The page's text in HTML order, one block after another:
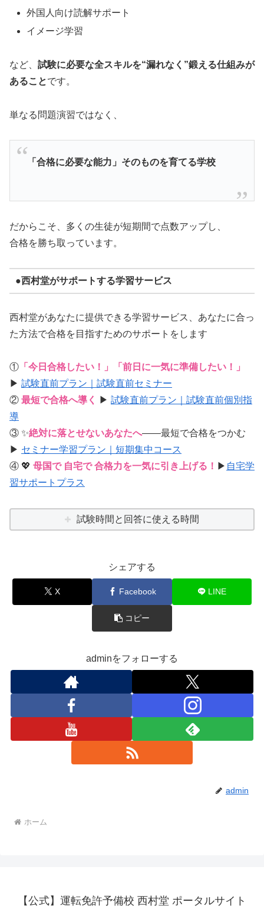
外国人向け読解サポート
イメージ学習
など、 試験に必要な全スキルを“漏れなく”鍛える仕組みが
あることです。
単なる問題演習ではなく、
「合格に必要な能力」そのものを育てる学校
だからこそ、多くの生徒が短期間で点数アップし、
合格を勝ち取っています。
●西村堂がサポートする学習サービス
西村堂があなたに提供できる学習サービス、あなたに合っ
た方法で合格を目指すためのサポートをします
① 「今日合格したい！」「前日に一気に準備したい！」
▶ 試験直前プラン｜試験直前セミナー
② 最短で合格へ導く ▶ 試験直前プラン｜試験直前個別指
導
③ ✨絶対に落とせないあなたへ――最短で合格をつかむ
▶ セミナー学習プラン｜短期集中コース
④ 💖 母国で 自宅で 合格力を一気に引き上げる！ ▶ 自宅学
習サポートプラス
試験時間と回答に使える時間
シェアする
X Facebook LINE
コピー
adminをフォローする
admin
ホーム
【公式】運転免許予備校 西村堂 ポータルサイト